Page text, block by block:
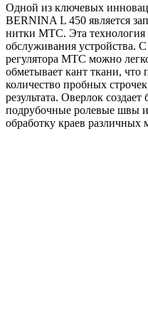
Одной из ключевых
BERNINA L 450 является
нитки MTC. Эта
обслуживания устройства.
регулятора MTC можно
обметывает кант ткани, что
количество пробных
результата. Оверлок
подрубочные ролевые швы и
обработку краев различных